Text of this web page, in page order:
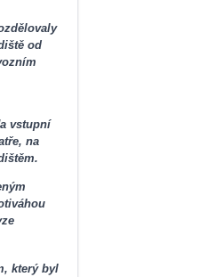
od
vstupní
na
který byl